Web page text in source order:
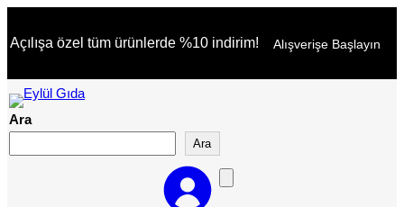
geç
Açılışa özel tüm ürünlerde %10 indirim! Alışverişe Başlayın
Ara
Ara